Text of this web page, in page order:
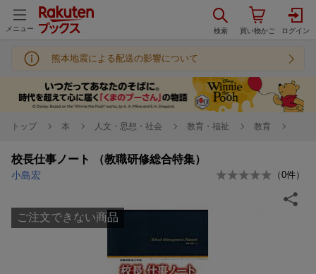
メニュー
熊本地震による配送の影響について
トップ 本 人文・思想・社会 教育・福祉 教育
校長仕事ノート （教職研修総合特集）
小島宏 （0件）
ご注文できない商品